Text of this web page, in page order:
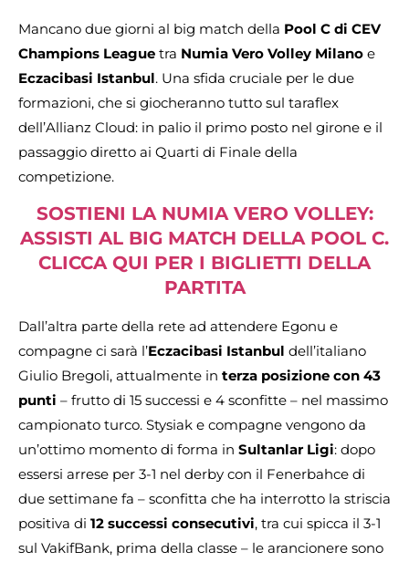
Mancano due giorni al big match della Pool C di CEV
Champions League tra Numia Vero Volley Milano e
Eczacibasi Istanbul. Una sfida cruciale per le due
formazioni, che si giocheranno tutto sul taraflex
dell’Allianz Cloud: in palio il primo posto nel girone e il
passaggio diretto ai Quarti di Finale della
competizione.
SOSTIENI LA NUMIA VERO VOLLEY:
ASSISTI AL BIG MATCH DELLA POOL C.
CLICCA QUI PER I BIGLIETTI DELLA
PARTITA
Dall’altra parte della rete ad attendere Egonu e
compagne ci sarà l’Eczacibasi Istanbul dell’italiano
Giulio Bregoli, attualmente in terza posizione con 43
punti – frutto di 15 successi e 4 sconfitte – nel massimo
campionato turco. Stysiak e compagne vengono da
un’ottimo momento di forma in Sultanlar Ligi: dopo
essersi arrese per 3-1 nel derby con il Fenerbahce di
due settimane fa – sconfitta che ha interrotto la striscia
positiva di 12 successi consecutivi, tra cui spicca il 3-1
sul VakifBank, prima della classe – le arancionere sono